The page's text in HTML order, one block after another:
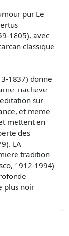
pur Le
1805), avec
classique
1837) donne
inacheve
sur
et meme
mettent en
des
LA
tradition
1912-1994)
plus noir